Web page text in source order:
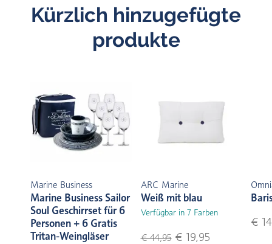
Kürzlich hinzugefügte
produkte
Marine Business
Marine Business Sailor
Soul Geschirrset für 6
Personen + 6 Gratis
Tritan-Weingläser
ARC Marine
Weiß mit blau
Verfügbar in 7 Farben
€ 44,95€ 19,95
€